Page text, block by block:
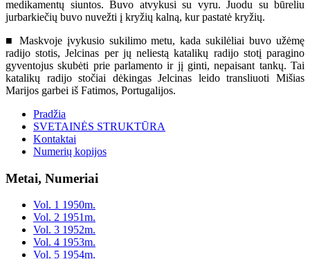
medikamentų siuntos. Buvo atvykusi su vyru. Juodu su būreliu
jurbarkiečių buvo nuvežti į kryžių kalną, kur pastatė kryžių.
■ Maskvoje įvykusio sukilimo metu, kada sukilėliai buvo užėmę
radijo stotis, Jelcinas per jų neliestą katalikų radijo stotį paragino
gyventojus skubėti prie parlamento ir jį ginti, nepaisant tankų. Tai
katalikų radijo stočiai dėkingas Jelcinas leido transliuoti Mišias
Marijos garbei iš Fatimos, Portugalijos.
Pradžia
SVETAINĖS STRUKTŪRA
Kontaktai
Numerių kopijos
Metai, Numeriai
Vol. 1 1950m.
Vol. 2 1951m.
Vol. 3 1952m.
Vol. 4 1953m.
Vol. 5 1954m.